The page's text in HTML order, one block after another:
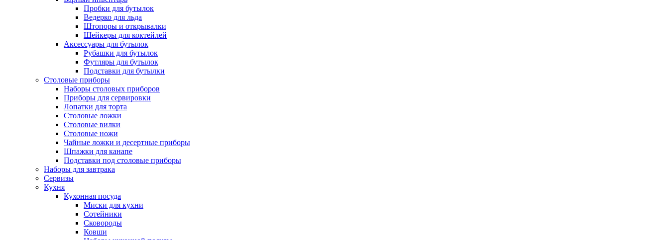
Пробки для бутылок
Ведерко для льда
Штопоры и открывалки
Шейкеры для коктейлей
Аксессуары для бутылок
Рубашки для бутылок
Футляры для бутылок
Подставки для бутылки
Столовые приборы
Наборы столовых приборов
Приборы для сервировки
Лопатки для торта
Столовые ложки
Столовые вилки
Столовые ножи
Чайные ложки и десертные приборы
Шпажки для канапе
Подставки под столовые приборы
Наборы для завтрака
Сервизы
Кухня
Кухонная посуда
Миски для кухни
Сотейники
Сковороды
Ковши